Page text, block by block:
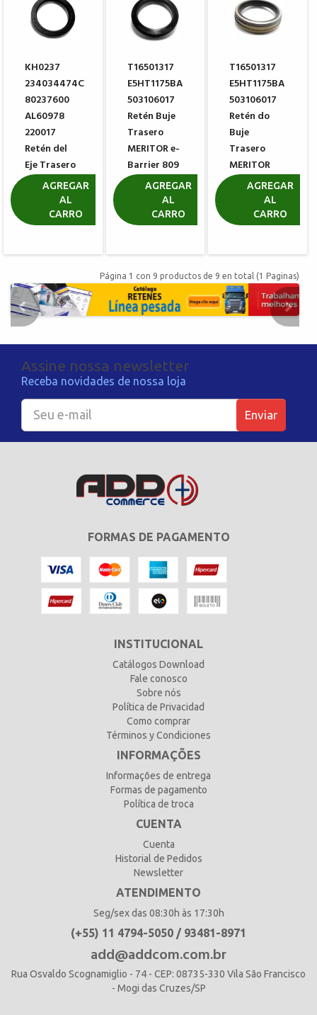
KH0237
234034474C
80237600
AL60978
220017
Retén del
Eje Trasero
VALTRA
R$ 35,37
AGREGAR
AL
CARRO
T16501317
E5HT1175BA
503106017
Retén Buje
Trasero
MERITOR e-
Barrier 809
806527
R$ 521,50
AGREGAR
AL
CARRO
T16501317
E5HT1175BA
503106017
Retén do
Buje
Trasero
MERITOR
V10 806527
R$ 142,24
R$ 397,49
AGREGAR
AL
CARRO
Página 1 con 9 productos de 9 en total (1 Paginas)
Assine nossa newsletter
Receba novidades de nossa loja
Enviar
FORMAS DE PAGAMENTO
INSTITUCIONAL
Catálogos Download
Fale conosco
Sobre nós
Política de Privacidad
Como comprar
Términos y Condiciones
INFORMAÇÕES
Informações de entrega
Formas de pagamento
Política de troca
CUENTA
Cuenta
Historial de Pedidos
Newsletter
ATENDIMENTO
Seg/sex das 08:30h às 17:30h
(+55) 11 4794-5050 / 93481-8971
add@addcom.com.br
Rua Osvaldo Scognamiglio - 74 - CEP: 08735-330 Vila São Francisco
- Mogi das Cruzes/SP